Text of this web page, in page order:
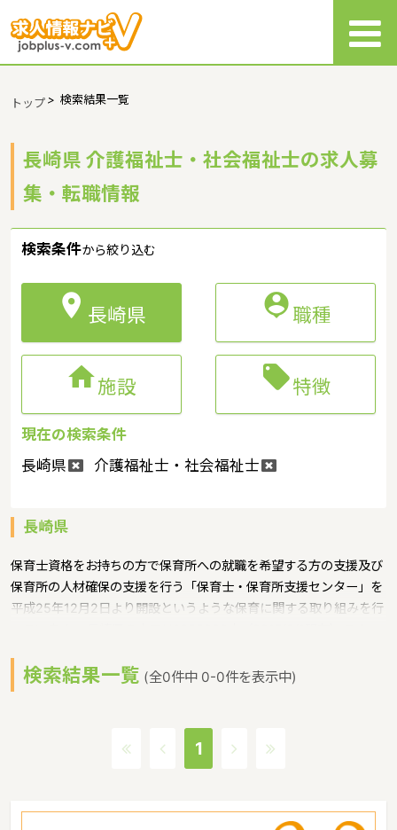
トップ> 検索結果一覧
長崎県 介護福祉士・社会福祉士の求人募
集・転職情報
検索条件から絞り込む
 長崎県 職種
施設 特徴
現在の検索条件
長崎県
介護福祉士・社会福祉士
長崎県
保育士資格をお持ちの方で保育所への就職を希望する方の支援及び
保育所の人材確保の支援を行う「保育士・保育所支援センター」を
平成25年12月2日より開設というような保育に関する取り組みを行
が1.34となっています。（2017年10月現在）長崎県の市町村は
21。長崎県の家賃相場：6.7万円（2017年10月賃貸住宅 D-room調
した。1945年8月9日に投下された原子爆弾の惨禍から復興し、核
検索結果一覧 (全0件中 0-0件を表示中)
1